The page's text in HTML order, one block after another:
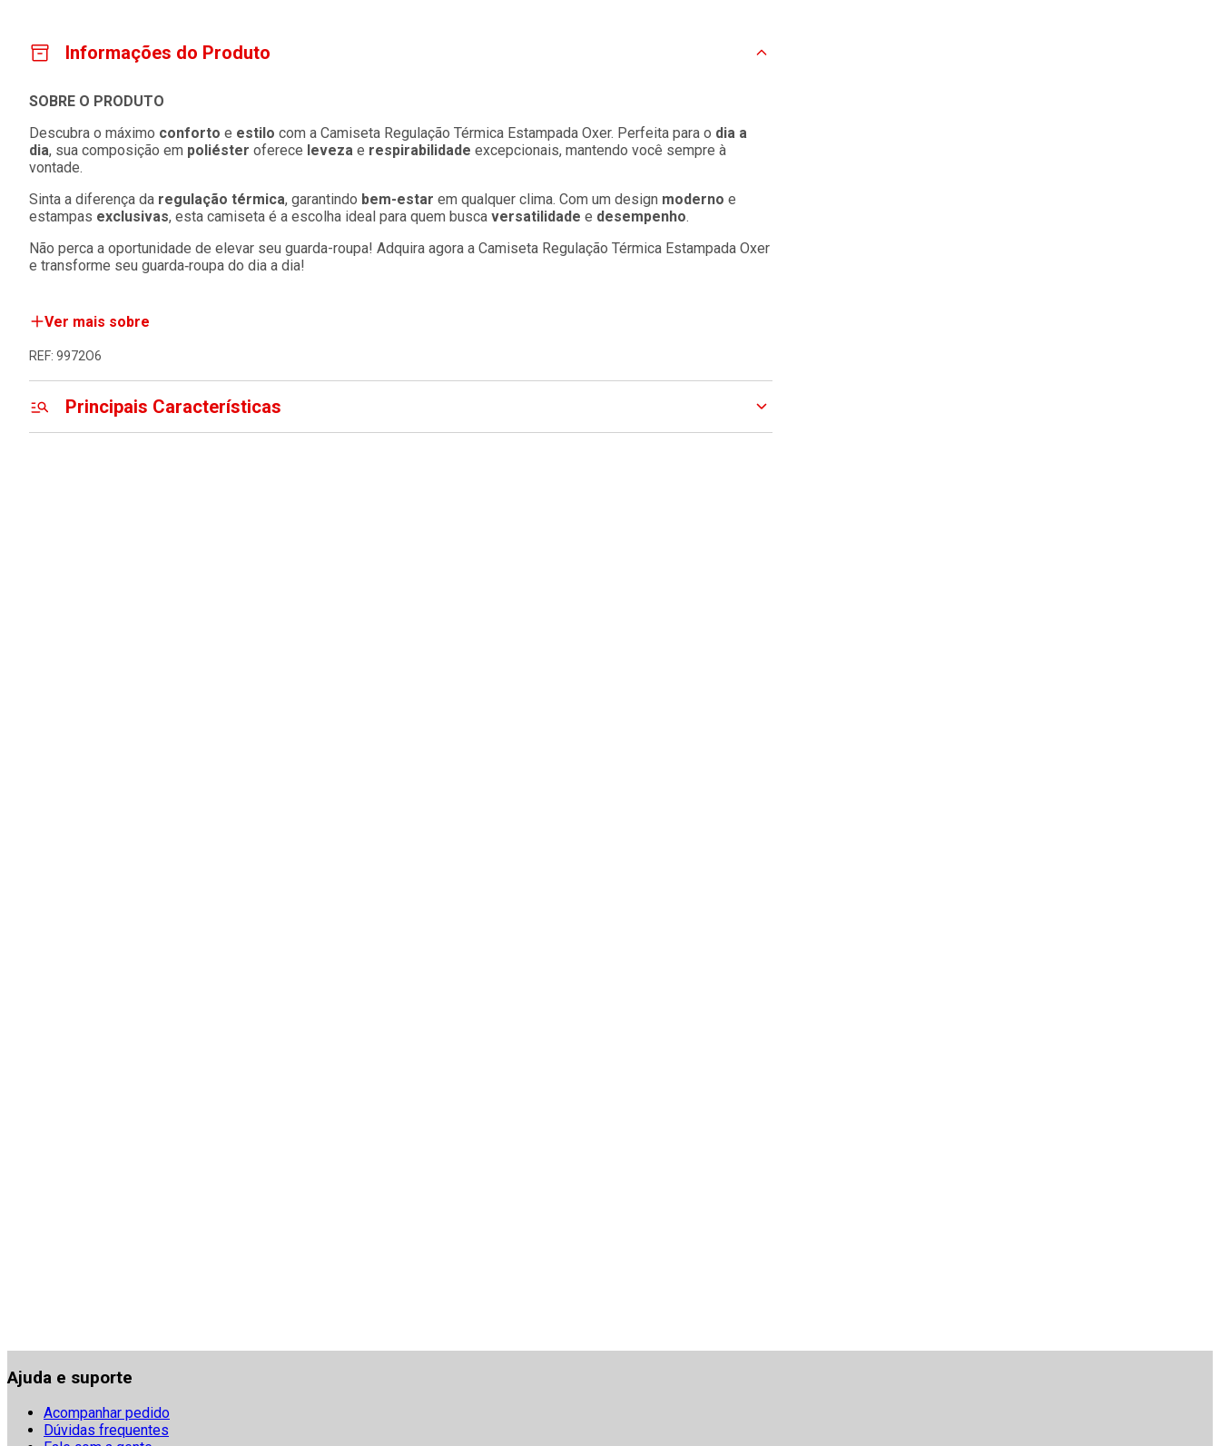
Informações do Produto
SOBRE O PRODUTO
Descubra o máximo conforto e estilo com a Camiseta Regulação Térmica Estampada Oxer. Perfeita para o dia a
dia, sua composição em poliéster oferece leveza e respirabilidade excepcionais, mantendo você sempre à
vontade.
Sinta a diferença da regulação térmica, garantindo bem-estar em qualquer clima. Com um design moderno e
estampas exclusivas, esta camiseta é a escolha ideal para quem busca versatilidade e desempenho.
Não perca a oportunidade de elevar seu guarda-roupa! Adquira agora a Camiseta Regulação Térmica Estampada Oxer
e transforme seu guarda‑roupa do dia a dia!
Ver mais sobre
REF: 9972O6
Principais Características
Ajuda e suporte
Acompanhar pedido
Dúvidas frequentes